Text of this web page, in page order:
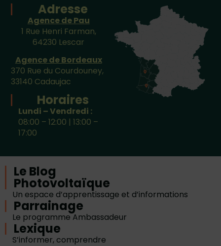
Adresse
Agence de Pau
1 Rue Henri Farman,
64230 Lescar
Agence de Bordeaux
370 Rue du Courdouney,
33140 Cadaujac
Horaires
Lundi – Vendredi :
08:00 – 12:00 | 13:00 –
17:00
Le Blog
Photovoltaïque
Un espace d’apprentissage et d’informations
Parrainage
Le programme Ambassadeur
Lexique
S’informer, comprendre